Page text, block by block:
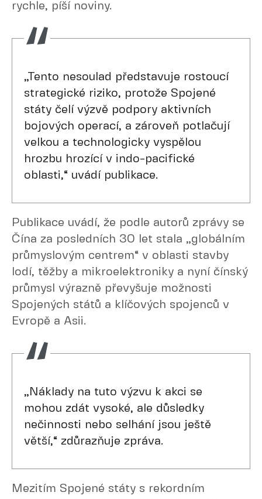
rychle, píší noviny.
„Tento nesoulad představuje rostoucí
strategické riziko, protože Spojené
státy čelí výzvě podpory aktivních
bojových operací, a zároveň potlačují
velkou a technologicky vyspělou
hrozbu hrozící v indo-pacifické
oblasti,“ uvádí publikace.
Publikace uvádí, že podle autorů zprávy se
Čína za posledních 30 let stala „globálním
průmyslovým centrem“ v oblasti stavby
lodí, těžby a mikroelektroniky a nyní čínský
průmysl výrazně převyšuje možnosti
Spojených států a klíčových spojenců v
Evropě a Asii.
„Náklady na tuto výzvu k akci se
mohou zdát vysoké, ale důsledky
nečinnosti nebo selhání jsou ještě
větší,“ zdůrazňuje zpráva.
Mezitím Spojené státy s rekordním